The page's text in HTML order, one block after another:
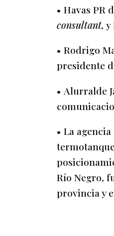
• Havas PR
consultant, y
• Rodrigo
presidente
• Alurralde
• La
Río Negro,
provincia y